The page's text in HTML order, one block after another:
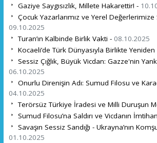
Gaziye Saygısızlık, Millete Hakarettir! -
Çocuk Yazarlarımız ve Yerel Değerlerimize
09.10.2025
Turan’ın Kalbinde Birlik Vakti - 08.10.2025
Kocaeli’de Türk Dünyasıyla Birlikte
Sessiz Çığlık, Büyük Vicdan: Gazze'nin
06.10.2025
Onurlu Direnişin Adı: Sumud Filosu ve
04.10.2025
Terörsüz Türkiye İradesi ve Milli Duruşun
Sumud Filosu’na Saldırı ve Vicdanın
Savaşın Sessiz Sandığı - Ukrayna’nın
01.10.2025